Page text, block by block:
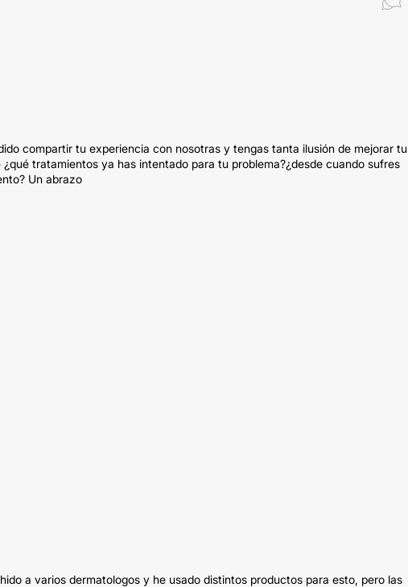
compartir tu experiencia con nosotras y tengas tanta ilusión de mejorar tu
tratamientos ya has intentado para tu problema?¿desde cuando sufres
Un abrazo
a varios dermatologos y he usado distintos productos para esto, pero las